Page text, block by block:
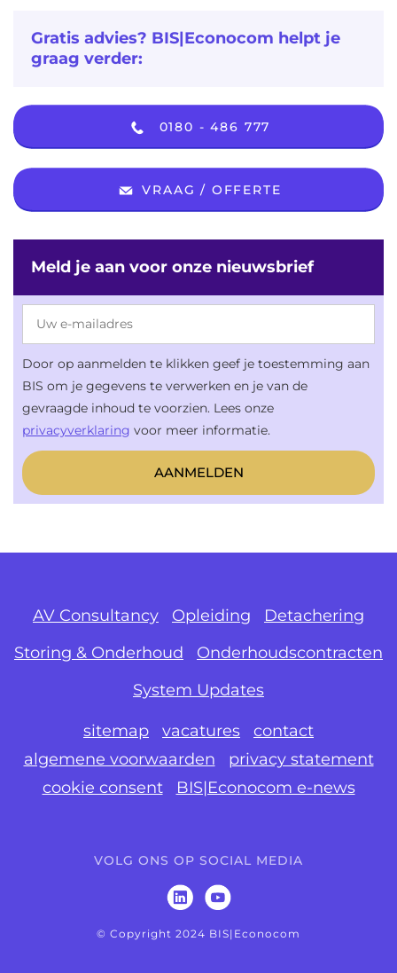
Gratis advies? BIS|Econocom helpt je
graag verder:
0180 - 486 777
VRAAG / OFFERTE
Meld je aan voor onze nieuwsbrief
Door op aanmelden te klikken geef je toestemming aan
BIS om je gegevens te verwerken en je van de
gevraagde inhoud te voorzien. Lees onze
privacyverklaring voor meer informatie.
AV Consultancy Opleiding
Detachering
Storing & Onderhoud
Onderhoudscontracten
System Updates
sitemap vacatures
contact
algemene voorwaarden
privacy statement
cookie consent
BIS|Econocom e-news
VOLG ONS OP SOCIAL MEDIA
© Copyright 2024 BIS|Econocom